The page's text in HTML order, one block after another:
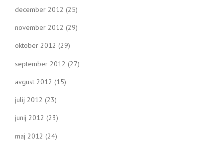
december 2012 (25)
november 2012 (29)
oktober 2012 (29)
september 2012 (27)
avgust 2012 (15)
julij 2012 (23)
junij 2012 (23)
maj 2012 (24)